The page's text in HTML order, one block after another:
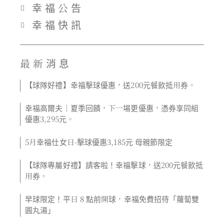
幸福公告
幸福快訊
最新消息
【球隊好禮】幸福擊球優惠，送200元餐飲抵用券。
幸福高爾夫｜夏季回饋，下一場更優惠，憑券享同組
優惠3,295元。
5月幸福仕女日-擊球優惠3,185元 母親節限定
【球隊專屬好禮】請客啦！幸福擊球，送200元餐飲抵
用券。
早球限定！平日 8 點前開球，幸福免費招待「蘿蔔雙
圓丸湯」